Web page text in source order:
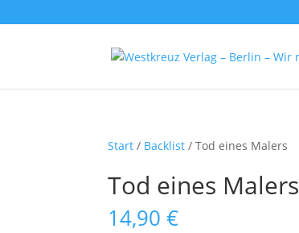
Start / Backlist / Tod eines Malers
Tod eines Malers
14,90€